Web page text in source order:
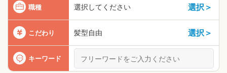
職種 選択してください 選択＞
こだわり 髪型自由 選択＞
キーワード